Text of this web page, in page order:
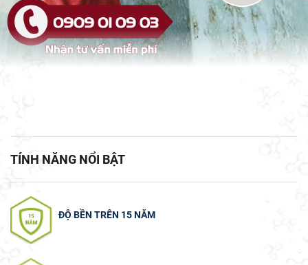
TÍNH NĂNG NỔI BẬT
ĐỘ BỀN TRÊN 15 NĂM